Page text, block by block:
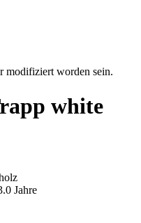
modifiziert worden sein.
white
Jahre